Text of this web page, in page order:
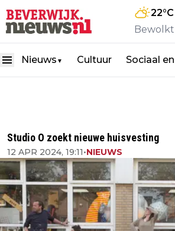
22°C
Bewolkt
Nieuws ▼ Cultuur Sociaal
Studio O zoekt nieuwe huisvesting
12 APR 2024, 19:11•NIEUWS